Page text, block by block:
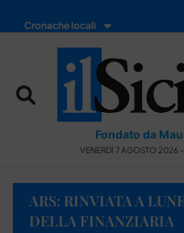
Cronache locali
Fondato da
VENERDÌ 7 AGOSTO 2026
ARS: RINVIATA A
DELLA FINANZIARIA